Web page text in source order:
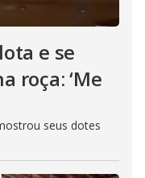
e se
roça: ‘Me
seus dotes